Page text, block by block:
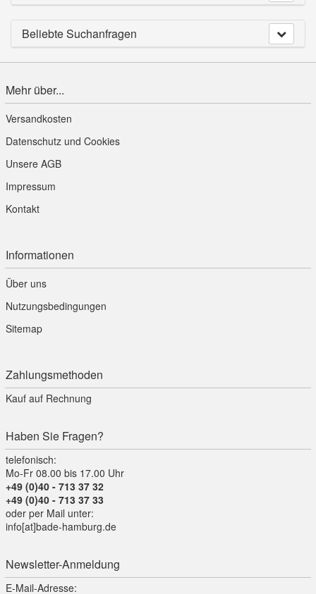
Beliebte Suchanfragen
Mehr über...
Versandkosten
Datenschutz und Cookies
Unsere AGB
Impressum
Kontakt
Informationen
Über uns
Nutzungsbedingungen
Sitemap
Zahlungsmethoden
Kauf auf Rechnung
Haben Sie Fragen?
telefonisch:
Mo-Fr 08.00 bis 17.00 Uhr
+49 (0)40 - 713 37 32
+49 (0)40 - 713 37 33
oder per Mail unter:
info[at]bade-hamburg.de
Newsletter-Anmeldung
E-Mail-Adresse: